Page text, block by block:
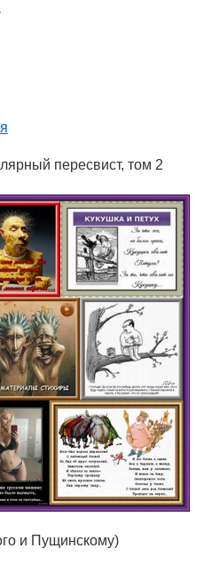
пересвист, том 2
и Пущинскому)